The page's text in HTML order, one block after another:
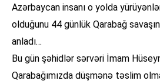
Azərbaycan insanı o yolda
olduğunu 44 günlük Qarabağ
anladı…
Bu gün şəhidlər sərvəri İmam
Qarabağımızda düşmənə təslim